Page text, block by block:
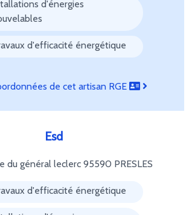
d'énergies
d'efficacité énergétique
de cet artisan RGE
Esd
du général leclerc 95590 PRESLES
d'efficacité énergétique